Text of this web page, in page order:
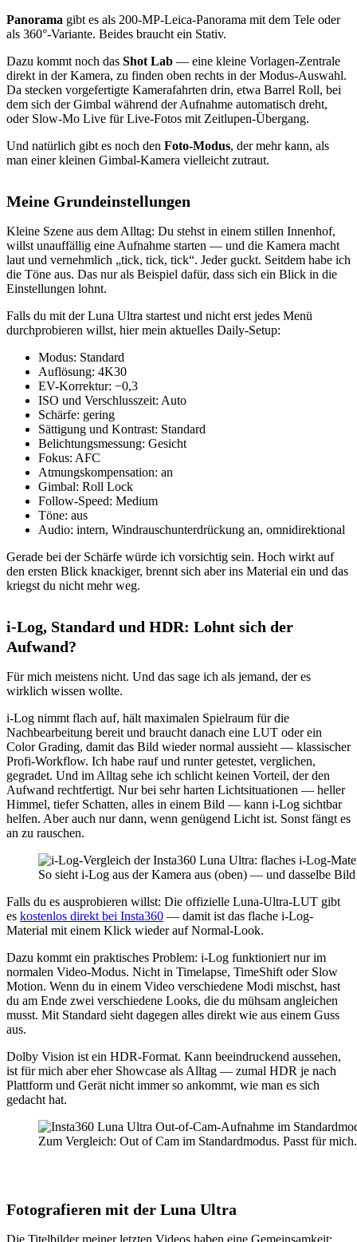
Panorama gibt es als 200-MP-Leica-Panorama mit dem Tele oder
als 360°-Variante. Beides braucht ein Stativ.
Dazu kommt noch das Shot Lab — eine kleine Vorlagen-Zentrale
direkt in der Kamera, zu finden oben rechts in der Modus-Auswahl.
Da stecken vorgefertigte Kamerafahrten drin, etwa Barrel Roll, bei
dem sich der Gimbal während der Aufnahme automatisch dreht,
oder Slow-Mo Live für Live-Fotos mit Zeitlupen-Übergang.
Und natürlich gibt es noch den Foto-Modus, der mehr kann, als
man einer kleinen Gimbal-Kamera vielleicht zutraut.
Meine Grundeinstellungen
Kleine Szene aus dem Alltag: Du stehst in einem stillen Innenhof,
willst unauffällig eine Aufnahme starten — und die Kamera macht
laut und vernehmlich „tick, tick, tick“. Jeder guckt. Seitdem habe ich
die Töne aus. Das nur als Beispiel dafür, dass sich ein Blick in die
Einstellungen lohnt.
Falls du mit der Luna Ultra startest und nicht erst jedes Menü
durchprobieren willst, hier mein aktuelles Daily-Setup:
Modus: Standard
Auflösung: 4K30
EV-Korrektur: −0,3
ISO und Verschlusszeit: Auto
Schärfe: gering
Sättigung und Kontrast: Standard
Belichtungsmessung: Gesicht
Fokus: AFC
Atmungskompensation: an
Gimbal: Roll Lock
Follow-Speed: Medium
Töne: aus
Audio: intern, Windrauschunterdrückung an, omnidirektional
Gerade bei der Schärfe würde ich vorsichtig sein. Hoch wirkt auf
den ersten Blick knackiger, brennt sich aber ins Material ein und das
kriegst du nicht mehr weg.
i-Log, Standard und HDR: Lohnt sich der
Aufwand?
Für mich meistens nicht. Und das sage ich als jemand, der es
wirklich wissen wollte.
i-Log nimmt flach auf, hält maximalen Spielraum für die
Nachbearbeitung bereit und braucht danach eine LUT oder ein
Color Grading, damit das Bild wieder normal aussieht — klassischer
Profi-Workflow. Ich habe rauf und runter getestet, verglichen,
gegradet. Und im Alltag sehe ich schlicht keinen Vorteil, der den
Aufwand rechtfertigt. Nur bei sehr harten Lichtsituationen — heller
Himmel, tiefer Schatten, alles in einem Bild — kann i-Log sichtbar
helfen. Aber auch nur dann, wenn genügend Licht ist. Sonst fängt es
an zu rauschen.
So sieht i-Log aus der Kamera aus (oben) — und dasselbe
Falls du es ausprobieren willst: Die offizielle Luna-Ultra-LUT gibt
es kostenlos direkt bei Insta360 — damit ist das flache i-Log-
Material mit einem Klick wieder auf Normal-Look.
Dazu kommt ein praktisches Problem: i-Log funktioniert nur im
normalen Video-Modus. Nicht in Timelapse, TimeShift oder Slow
Motion. Wenn du in einem Video verschiedene Modi mischst, hast
du am Ende zwei verschiedene Looks, die du mühsam angleichen
musst. Mit Standard sieht dagegen alles direkt wie aus einem Guss
aus.
Dolby Vision ist ein HDR-Format. Kann beeindruckend aussehen,
ist für mich aber eher Showcase als Alltag — zumal HDR je nach
Plattform und Gerät nicht immer so ankommt, wie man es sich
gedacht hat.
Zum Vergleich: Out of Cam im Standardmodus. Passt für
Fotografieren mit der Luna Ultra
Die Titelbilder meiner letzten Videos haben eine Gemeinsamkeit: